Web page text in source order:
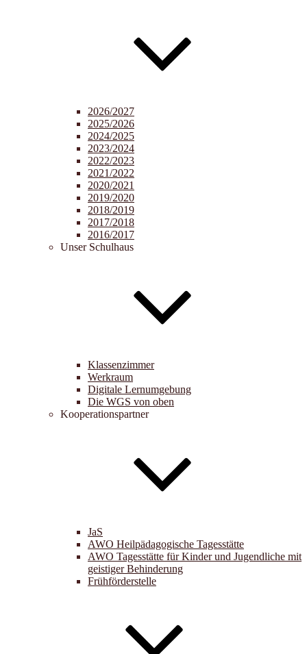
2026/2027
2025/2026
2024/2025
2023/2024
2022/2023
2021/2022
2020/2021
2019/2020
2018/2019
2017/2018
2016/2017
Unser Schulhaus
Klassenzimmer
Werkraum
Digitale Lernumgebung
Die WGS von oben
Kooperationspartner
JaS
AWO Heilpädagogische Tagesstätte
AWO Tagesstätte für Kinder und Jugendliche mit
geistiger Behinderung
Frühförderstelle